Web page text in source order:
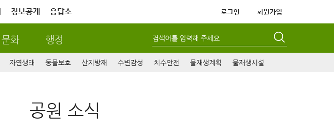
정보공개 응답소 로그인 회원가입
문화 행정 검색어를 입력해 주세요
자연생태 동물보호 산지방재 수변감성 치수안전 물재생계획 물재생시설
공원 소식